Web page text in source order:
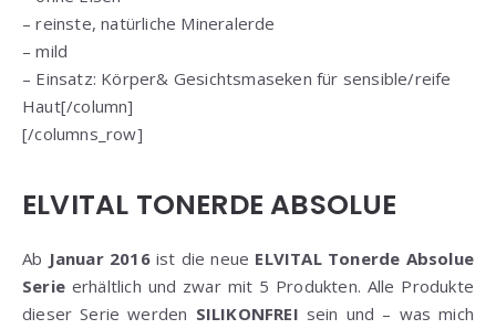
– reinste, natürliche Mineralerde
– mild
– Einsatz: Körper& Gesichtsmaseken für sensible/reife
Haut[/column]
[/columns_row]
ELVITAL TONERDE ABSOLUE
Ab Januar 2016ist die neue ELVITAL Tonerde Absolue
Serie erhältlich und zwar mit 5 Produkten. Alle Produkte
dieser Serie werden SILIKONFREI sein und – was mich